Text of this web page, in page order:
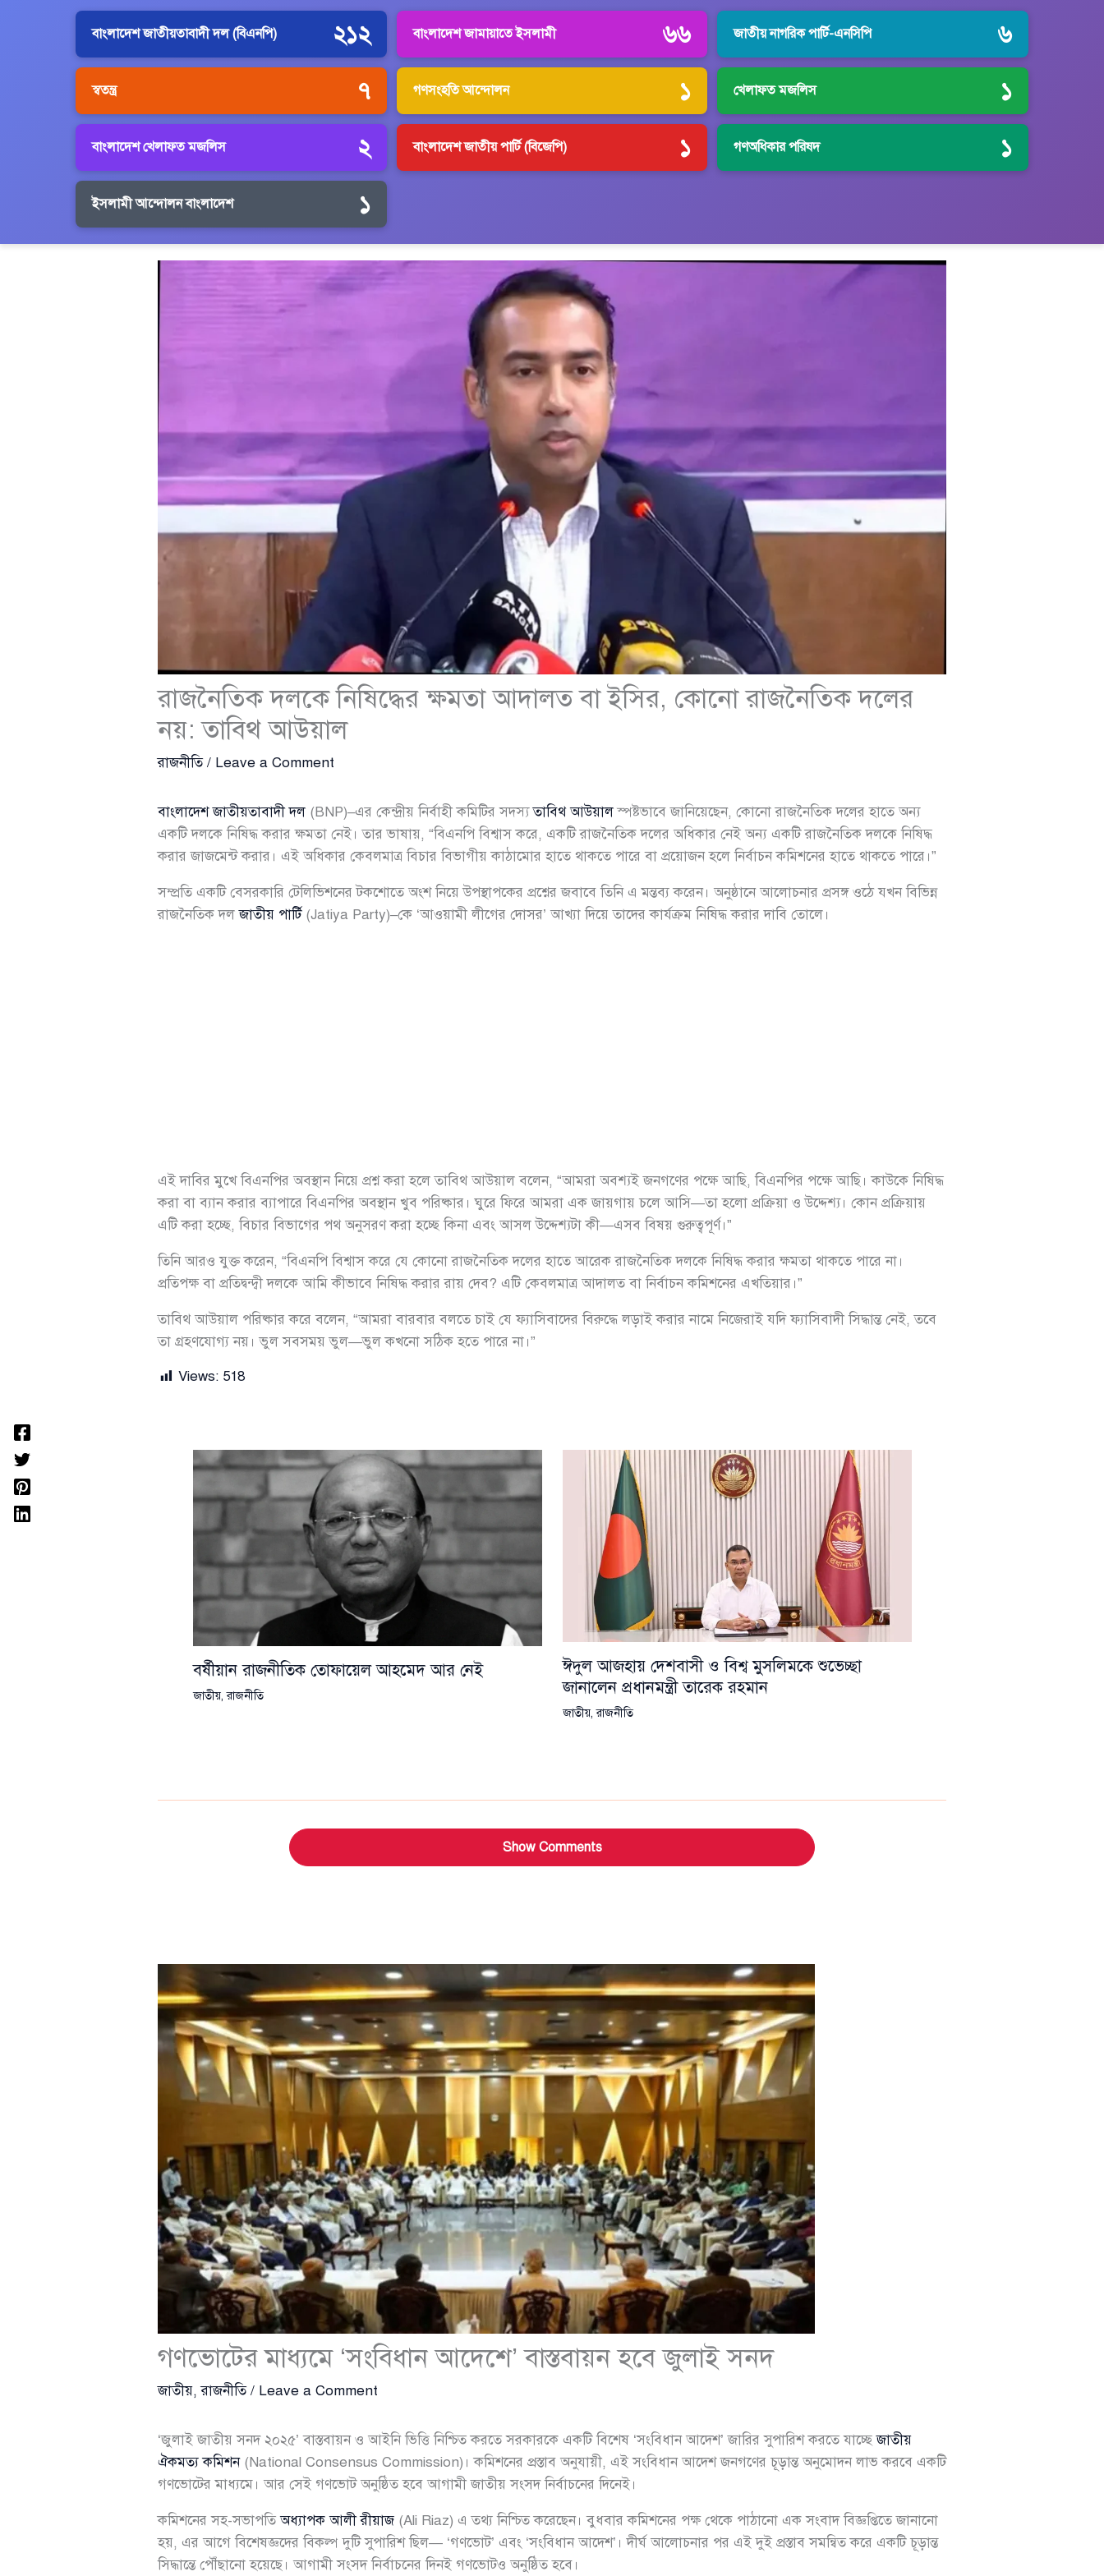
বাংলাদেশ জাতীয়তাবাদী দল (বিএনপি) ২১২ বাংলাদেশ জামায়াতে ইসলামী ৬৬ জাতীয় নাগরিক পার্টি-এনসিপি ৬
স্বতন্ত্র ৭ গণসংহতি আন্দোলন ১ খেলাফত মজলিস ১
বাংলাদেশ খেলাফত মজলিস ২ বাংলাদেশ জাতীয় পার্টি (বিজেপি) ১ গণঅধিকার পরিষদ ১
ইসলামী আন্দোলন বাংলাদেশ ১
রাজনৈতিক দলকে নিষিদ্ধের ক্ষমতা আদালত বা ইসির, কোনো রাজনৈতিক দলের
নয়: তাবিথ আউয়াল
রাজনীতি/ Leave a Comment
বাংলাদেশ জাতীয়তাবাদী দল (BNP)–এর কেন্দ্রীয় নির্বাহী কমিটির সদস্যতাবিথ আউয়ালস্পষ্টভাবে জানিয়েছেন, কোনো রাজনৈতিক দলের হাতে অন্য
একটি দলকে নিষিদ্ধ করার ক্ষমতা নেই। তার ভাষায়, “বিএনপি বিশ্বাস করে, একটি রাজনৈতিক দলের অধিকার নেই অন্য একটি রাজনৈতিক দলকে নিষিদ্ধ
করার জাজমেন্ট করার। এই অধিকার কেবলমাত্র বিচার বিভাগীয় কাঠামোর হাতে থাকতে পারে বা প্রয়োজন হলে নির্বাচন কমিশনের হাতে থাকতে পারে।”
সম্প্রতি একটি বেসরকারি টেলিভিশনের টকশোতে অংশ নিয়ে উপস্থাপকের প্রশ্নের জবাবে তিনি এ মন্তব্য করেন। অনুষ্ঠানে আলোচনার প্রসঙ্গ ওঠে যখন বিভিন্ন
রাজনৈতিক দলজাতীয় পার্টি(Jatiya Party)–কে ‘আওয়ামী লীগের দোসর’ আখ্যা দিয়ে তাদের কার্যক্রম নিষিদ্ধ করার দাবি তোলে।
এই দাবির মুখে বিএনপির অবস্থান নিয়ে প্রশ্ন করা হলে তাবিথ আউয়াল বলেন, “আমরা অবশ্যই জনগণের পক্ষে আছি, বিএনপির পক্ষে আছি। কাউকে নিষিদ্ধ
করা বা ব্যান করার ব্যাপারে বিএনপির অবস্থান খুব পরিষ্কার। ঘুরে ফিরে আমরা এক জায়গায় চলে আসি—তা হলো প্রক্রিয়া ও উদ্দেশ্য। কোন প্রক্রিয়ায়
এটি করা হচ্ছে, বিচার বিভাগের পথ অনুসরণ করা হচ্ছে কিনা এবং আসল উদ্দেশ্যটা কী—এসব বিষয় গুরুত্বপূর্ণ।”
তিনি আরও যুক্ত করেন, “বিএনপি বিশ্বাস করে যে কোনো রাজনৈতিক দলের হাতে আরেক রাজনৈতিক দলকে নিষিদ্ধ করার ক্ষমতা থাকতে পারে না।
প্রতিপক্ষ বা প্রতিদ্বন্দ্বী দলকে আমি কীভাবে নিষিদ্ধ করার রায় দেব? এটি কেবলমাত্র আদালত বা নির্বাচন কমিশনের এখতিয়ার।”
তাবিথ আউয়াল পরিষ্কার করে বলেন, “আমরা বারবার বলতে চাই যে ফ্যাসিবাদের বিরুদ্ধে লড়াই করার নামে নিজেরাই যদি ফ্যাসিবাদী সিদ্ধান্ত নেই, তবে
তা গ্রহণযোগ্য নয়। ভুল সবসময় ভুল—ভুল কখনো সঠিক হতে পারে না।”
Views: 518
বর্ষীয়ান রাজনীতিক তোফায়েল আহমেদ আর নেই
জাতীয়,রাজনীতি
ঈদুল আজহায় দেশবাসী ও বিশ্ব মুসলিমকে শুভেচ্ছা
জানালেন প্রধানমন্ত্রী তারেক রহমান
জাতীয়,রাজনীতি
Show Comments
গণভোটের মাধ্যমে ‘সংবিধান আদেশে’ বাস্তবায়ন হবে জুলাই সনদ
জাতীয়,রাজনীতি/ Leave a Comment
‘জুলাই জাতীয় সনদ ২০২৫’ বাস্তবায়ন ও আইনি ভিত্তি নিশ্চিত করতে সরকারকে একটি বিশেষ ‘সংবিধান আদেশ’ জারির সুপারিশ করতে যাচ্ছেজাতীয়
ঐকমত্য কমিশন(National Consensus Commission)। কমিশনের প্রস্তাব অনুযায়ী, এই সংবিধান আদেশ জনগণের চূড়ান্ত অনুমোদন লাভ করবে একটি
গণভোটের মাধ্যমে। আর সেই গণভোট অনুষ্ঠিত হবে আগামী জাতীয় সংসদ নির্বাচনের দিনেই।
কমিশনের সহ-সভাপতিঅধ্যাপক আলী রীয়াজ (Ali Riaz) এ তথ্য নিশ্চিত করেছেন। বুধবার কমিশনের পক্ষ থেকে পাঠানো এক সংবাদ বিজ্ঞপ্তিতে জানানো
হয়, এর আগে বিশেষজ্ঞদের বিকল্প দুটি সুপারিশ ছিল— ‘গণভোট’ এবং ‘সংবিধান আদেশ’। দীর্ঘ আলোচনার পর এই দুই প্রস্তাব সমন্বিত করে একটি চূড়ান্ত
সিদ্ধান্তে পৌঁছানো হয়েছে। আগামী সংসদ নির্বাচনের দিনই গণভোটও অনুষ্ঠিত হবে।